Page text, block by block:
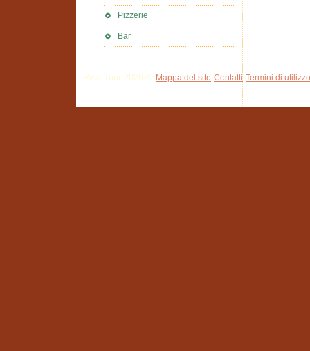
Pizzerie
Bar
Pisa Tour 2026 © Mappa del sito Contatti Termini di utilizzo